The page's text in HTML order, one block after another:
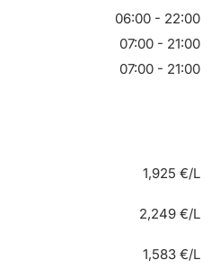
06:00 - 22:00
07:00 - 21:00
07:00 - 21:00
1,925 €/L
2,249 €/L
1,583 €/L